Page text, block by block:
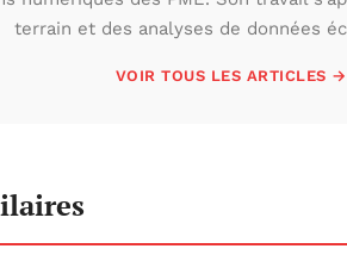
terrain et des analyses de données
VOIR TOUS LES ARTICLES →